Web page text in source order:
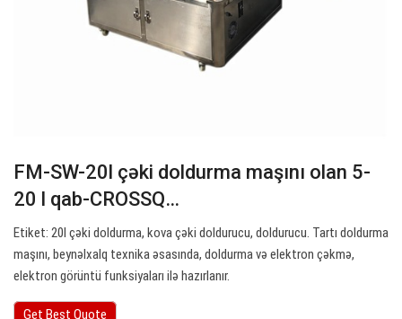
FM-SW-20l çəki doldurma maşını olan 5-
20 l qab-CROSSQ…
Etiket: 20l çəki doldurma, kova çəki doldurucu, doldurucu. Tartı doldurma
maşını, beynəlxalq texnika əsasında, doldurma və elektron çəkmə,
elektron görüntü funksiyaları ilə hazırlanır.
Get Best Quote